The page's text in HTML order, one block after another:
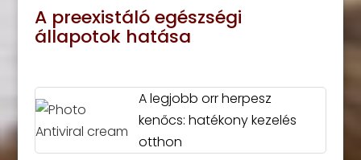
A preexistáló egészségi
állapotok hatása
A legjobb orr herpesz
kenőcs: hatékony kezelés
otthon